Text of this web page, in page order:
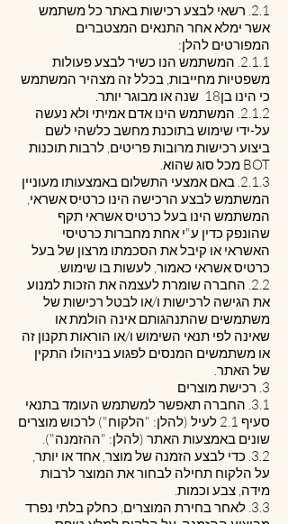
2.1. רשאי לבצע רכישות באתר כל משתמש
אשר ימלא אחר התנאים המצטברים
המפורטים להלן:
2.1.1. המשתמש הנו כשיר לבצע פעולות
משפטיות מחייבות, בכלל זה מצהיר המשתמש
כי הינו בן18 שנה או מבוגר יותר.
2.1.2. המשתמש הינו אדם אמיתי ולא נעשה
על-ידי שימוש בתוכנת מחשב כלשהי לשם
ביצוע רכישות מרובות פריטים, לרבות תוכנות
BOT מכל סוג שהוא.
2.1.3. באם אמצעי התשלום באמצעותו מעוניין
המשתמש לבצע הרכישה הינו כרטיס אשראי,
המשתמש הינו בעל כרטיס אשראי תקף
שהונפק כדין ע"י אחת מחברות כרטיסי
האשראי או קיבל את הסכמתו מרצון של בעל
כרטיס אשראי כאמור, לעשות בו שימוש.
2.2. החברה שומרת לעצמה את הזכות למנוע
את הגישה לרכישות ו/או לבטל רכישות של
משתמשים שהתנהגותם אינה הולמת או
שאינה לפי תנאי השימוש ו/או הוראות תקנון זה
או משתמשים המנסים לפגוע בניהולו התקין
של האתר.
3. רכישת מוצרים
3.1. החברה תאפשר למשתמש העומד בתנאי
סעיף ‎2.1 לעיל (להלן: "הלקוח") לרכוש מוצרים
שונים באמצעות האתר (להלן: "ההזמנה").
3.2. כדי לבצע הזמנה של מוצר, אחד או יותר,
על הלקוח תחילה לבחור את המוצר לרבות
מידה, צבע וכמות.
3.3. לאחר בחירת המוצרים, כחלק בלתי נפרד